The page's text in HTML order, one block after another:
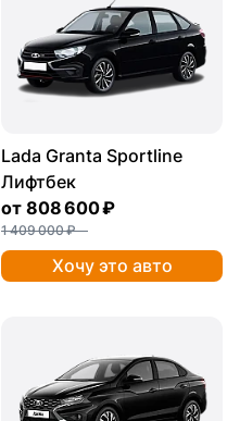
Lada Granta Sportline
Лифтбек
от 808 600 ₽
1 409 000 ₽
Хочу это авто